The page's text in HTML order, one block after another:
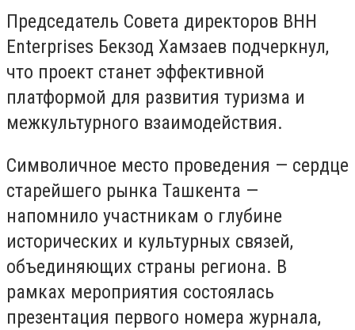
Председатель Совета директоров BHH
Enterprises Бекзод Хамзаев подчеркнул,
что проект станет эффективной
платформой для развития туризма и
межкультурного взаимодействия.
Символичное место проведения — сердце
старейшего рынка Ташкента —
напомнило участникам о глубине
исторических и культурных связей,
объединяющих страны региона. В
рамках мероприятия состоялась
презентация первого номера журнала,